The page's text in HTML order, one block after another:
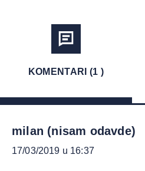
KOMENTARI (1 )
milan (nisam odavde)
17/03/2019 u 16:37